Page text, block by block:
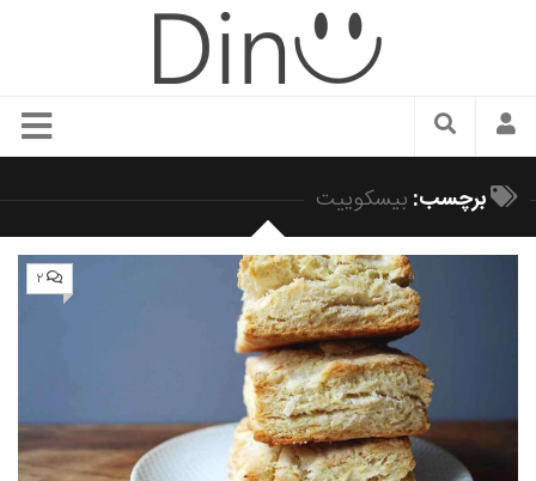
سبک زندگی
زیبایی و آرایش
شیک پوشی
دکوراسیون و چیدمان
رستوران گردی
آشپزی
برچسب: بیسکوییت
۲